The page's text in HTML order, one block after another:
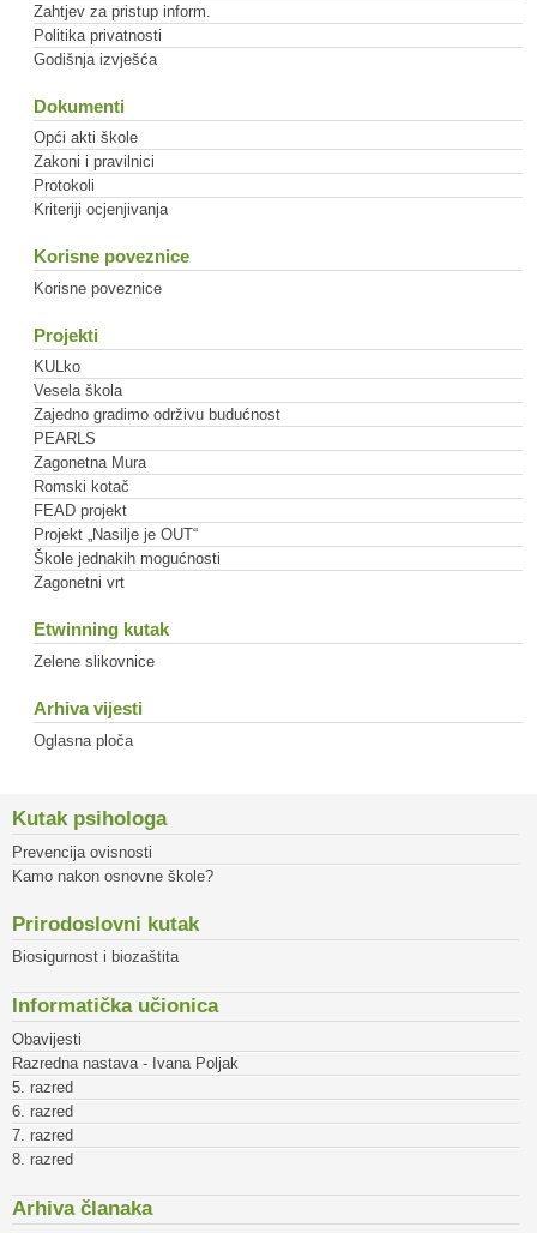
Zahtjev za pristup inform.
Politika privatnosti
Godišnja izvješća
Dokumenti
Opći akti škole
Zakoni i pravilnici
Protokoli
Kriteriji ocjenjivanja
Korisne poveznice
Korisne poveznice
Projekti
KULko
Vesela škola
Zajedno gradimo održivu budućnost
PEARLS
Zagonetna Mura
Romski kotač
FEAD projekt
Projekt „Nasilje je OUT“
Škole jednakih mogućnosti
Zagonetni vrt
Etwinning kutak
Zelene slikovnice
Arhiva vijesti
Oglasna ploča
Kutak psihologa
Prevencija ovisnosti
Kamo nakon osnovne škole?
Prirodoslovni kutak
Biosigurnost i biozaštita
Informatička učionica
Obavijesti
Razredna nastava - Ivana Poljak
5. razred
6. razred
7. razred
8. razred
Arhiva članaka